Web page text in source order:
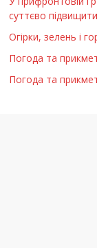
суттєво
Огірки, зелень і
Погода та
Погода та